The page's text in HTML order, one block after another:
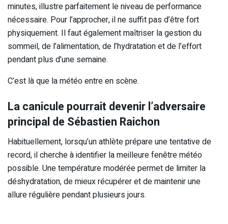
minutes, illustre parfaitement le niveau de performance
nécessaire. Pour l’approcher, il ne suffit pas d’être fort
physiquement. Il faut également maîtriser la gestion du
sommeil, de l’alimentation, de l’hydratation et de l’effort
pendant plus d’une semaine.
C’est là que la météo entre en scène.
La canicule pourrait devenir l’adversaire
principal de Sébastien Raichon
Habituellement, lorsqu’un athlète prépare une tentative de
record, il cherche à identifier la meilleure fenêtre météo
possible. Une température modérée permet de limiter la
déshydratation, de mieux récupérer et de maintenir une
allure régulière pendant plusieurs jours.